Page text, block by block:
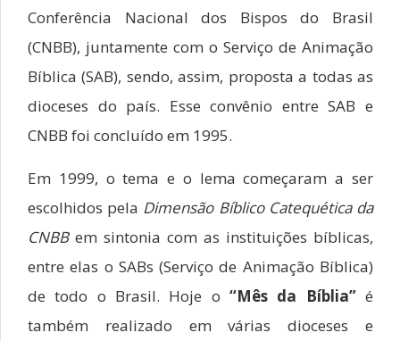
Conferência Nacional dos Bispos do Brasil
(CNBB), juntamente com o Serviço de Animação
Bíblica (SAB), sendo, assim, proposta a todas as
dioceses do país. Esse convênio entre SAB e
CNBB foi concluído em 1995.
Em 1999, o tema e o lema começaram a ser
escolhidos pela Dimensão Bíblico Catequética da
CNBBem sintonia com as instituições bíblicas,
entre elas o SABs (Serviço de Animação Bíblica)
de todo o Brasil. Hoje o “Mês da Bíblia”é
também realizado em várias dioceses e